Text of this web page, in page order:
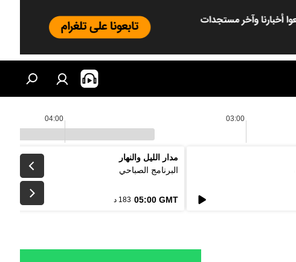
03:00
04:00
مدار الليل والنهار
البرنامج الصباحي
05:00 GMT 183 د